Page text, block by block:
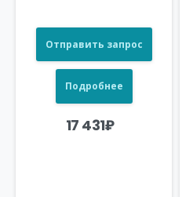
Отправить запрос
Подробнее
17 431₽